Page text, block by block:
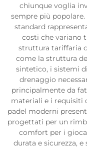
chiunque voglia
sempre più
standard
costi che variano
struttura tariffaria
come la struttura
sintetico, i sistemi
drenaggio
principalmente da
materiali e i requisiti
padel moderni
progettati per un
comfort per i
durata e sicurezza,